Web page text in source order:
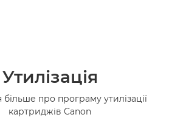
Утилізація
більше про програму утилізації
картриджів Canon